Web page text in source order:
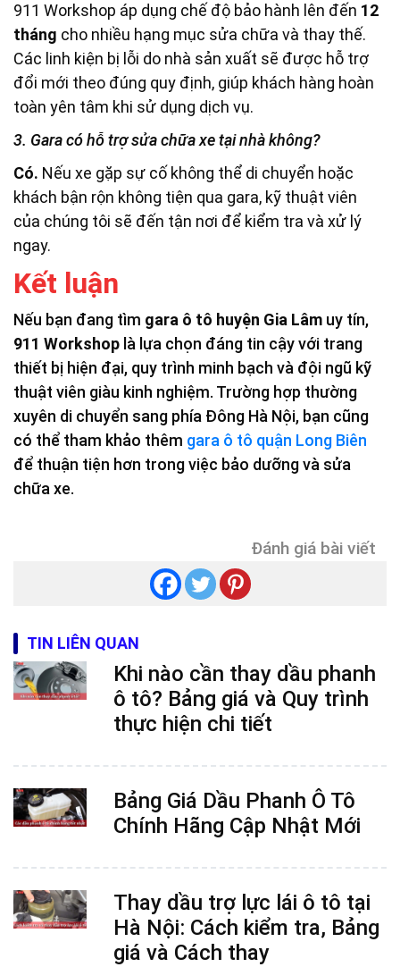
911 Workshop áp dụng chế độ bảo hành lên đến 12
tháng cho nhiều hạng mục sửa chữa và thay thế.
Các linh kiện bị lỗi do nhà sản xuất sẽ được hỗ trợ
đổi mới theo đúng quy định, giúp khách hàng hoàn
toàn yên tâm khi sử dụng dịch vụ.
3. Gara có hỗ trợ sửa chữa xe tại nhà không?
Có. Nếu xe gặp sự cố không thể di chuyển hoặc
khách bận rộn không tiện qua gara, kỹ thuật viên
của chúng tôi sẽ đến tận nơi để kiểm tra và xử lý
ngay.
Kết luận
Nếu bạn đang tìm gara ô tô huyện Gia Lâm uy tín,
911 Workshop là lựa chọn đáng tin cậy với trang
thiết bị hiện đại, quy trình minh bạch và đội ngũ kỹ
thuật viên giàu kinh nghiệm. Trường hợp thường
xuyên di chuyển sang phía Đông Hà Nội, bạn cũng
có thể tham khảo thêm gara ô tô quận Long Biên
để thuận tiện hơn trong việc bảo dưỡng và sửa
chữa xe.
Đánh giá bài viết
TIN LIÊN QUAN
Khi nào cần thay dầu phanh
ô tô? Bảng giá và Quy trình
thực hiện chi tiết
Bảng Giá Dầu Phanh Ô Tô
Chính Hãng Cập Nhật Mới
Thay dầu trợ lực lái ô tô tại
Hà Nội: Cách kiểm tra, Bảng
giá và Cách thay